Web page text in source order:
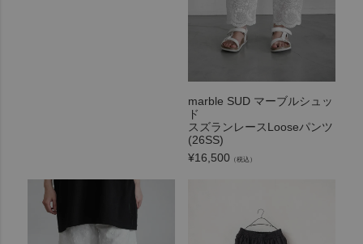
marble SUD マーブルシュッ
ド
スズランレースLooseパンツ
(26SS)
¥16,500 （税込）